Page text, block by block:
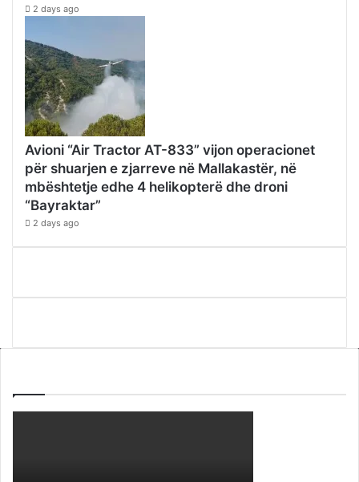
2 days ago
Avioni “Air Tractor AT-833” vijon operacionet
për shuarjen e zjarreve në Mallakastër, në
mbështetje edhe 4 helikopterë dhe droni
“Bayraktar”
2 days ago